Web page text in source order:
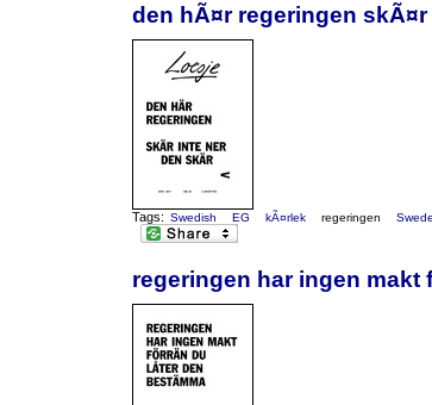
den hÃ¤r regeringen
Tags: Swedish EG kÃ¤rlek regeringen
regeringen har ingen makt